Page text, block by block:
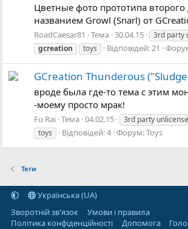
Цветные фото прототипа
названием Growl (Snarl) от
RoadCaesar81 Тема 30.04.15
3rd party
gcreation
toys Відповідей: 21
GCreation Thunderous
вроде была где-то тема с этим
-моему просто мрак!
Fu Rai Тема 04.02.15 3rd party
toys
Відповідей: 4 Форум:Toys
Теги
Українська (UA)
Зворотній зв'язок
Умови і правила
Політика конфіденційності
Дoпoмoга